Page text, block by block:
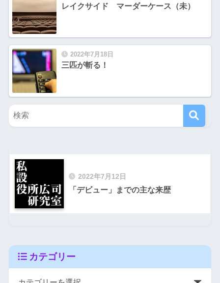
レイクサイド マーダーケース（未）
2022年7月18日
三匹が斬る！
2022年7月12日
「デビュー」までの主な来歴
カテゴリー